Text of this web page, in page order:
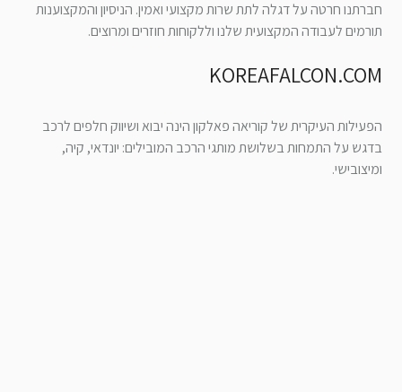
חברתנו חרטה על דגלה לתת שרות מקצועי ואמין. הניסיון והמקצוענות
תורמים לעבודה המקצועית שלנו וללקוחות חוזרים ומרוצים.
KOREAFALCON.COM
הפעילות העיקרית של קוריאה פאלקון הינה יבוא ושיווק חלפים לרכב
בדגש על התמחות בשלושת מותגי הרכב המובילים: יונדאי, קיה,
ומיצובישי.